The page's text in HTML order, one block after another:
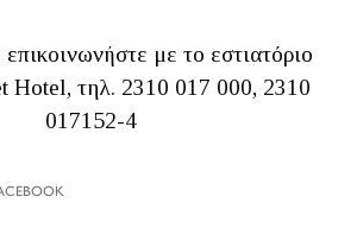
επικοινωνήστε με το εστιατόριο
Hotel, τηλ. 2310 017 000, 2310
017152-4